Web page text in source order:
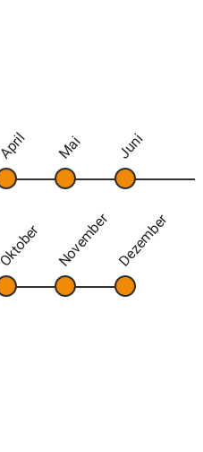
April Mai Juni
Oktober November Dezember